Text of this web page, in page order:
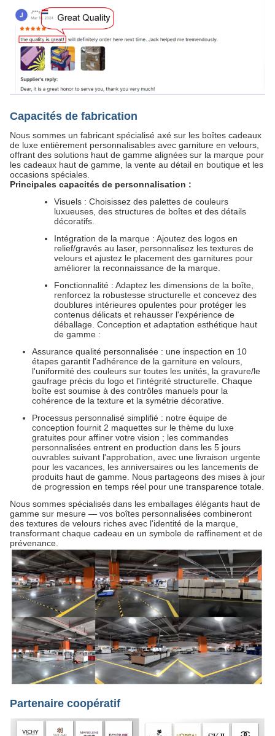
Capacités de fabrication
Nous sommes un fabricant spécialisé axé sur les boîtes cadeaux
de luxe entièrement personnalisables avec garniture en velours,
offrant des solutions haut de gamme alignées sur la marque pour
les cadeaux haut de gamme, la vente au détail en boutique et les
occasions spéciales.
Principales capacités de personnalisation :
Visuels : Choisissez des palettes de couleurs
luxueuses, des structures de boîtes et des détails
décoratifs.
Intégration de la marque : Ajoutez des logos en
relief/gravés au laser, personnalisez les textures de
velours et ajustez le placement des garnitures pour
améliorer la reconnaissance de la marque.
Fonctionnalité : Adaptez les dimensions de la boîte,
renforcez la robustesse structurelle et concevez des
doublures intérieures opulentes pour protéger les
contenus délicats et rehausser l'expérience de
déballage. Conception et adaptation esthétique haut
de gamme :
Assurance qualité personnalisée : une inspection en 10
étapes garantit l'adhérence de la garniture en velours,
l'uniformité des couleurs sur toutes les unités, la gravure/le
gaufrage précis du logo et l'intégrité structurelle. Chaque
boîte est soumise à des contrôles manuels pour la
cohérence de la texture et la symétrie décorative.
Processus personnalisé simplifié : notre équipe de
conception fournit 2 maquettes sur le thème du luxe
gratuites pour affiner votre vision ; les commandes
personnalisées entrent en production dans les 5 jours
ouvrables suivant l'approbation, avec une livraison urgente
pour les vacances, les anniversaires ou les lancements de
produits haut de gamme. Nous partageons des mises à jour
de progression en temps réel pour une transparence totale.
Nous sommes spécialisés dans les emballages élégants haut de
gamme sur mesure — vos boîtes personnalisées combineront
des textures de velours riches avec l'identité de la marque,
transformant chaque cadeau en un symbole de raffinement et de
prévenance.
Partenaire coopératif